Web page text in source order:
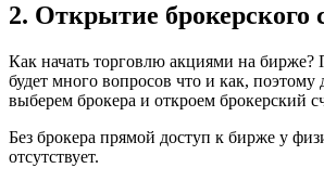
2. Открытие брокерского
Как начать торговлю акциями на бирже?
будет много вопросов что и как, поэтому
выберем брокера и откроем брокерский
Без брокера прямой доступ к бирже у
отсутствует.